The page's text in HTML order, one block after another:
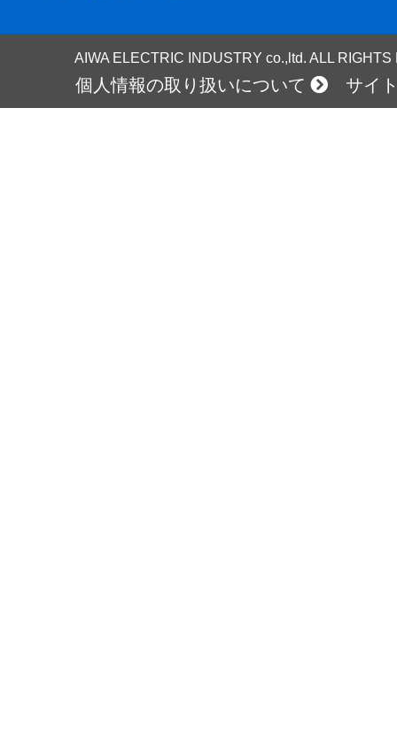
AIWA ELECTRIC INDUSTRY co.,ltd. ALL
個人情報の取り扱いについて サイ